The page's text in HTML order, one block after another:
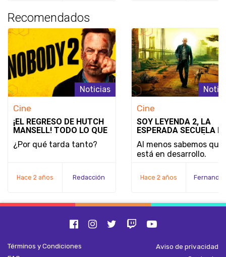
Recomendados
Noticias
Cine
¡EL REGRESO DE HUTCH
MANSELL! TODO LO QUE
SABEMOS SOBRE
'NOBODY 2'
¿Por qué tarda tanto?
Hace 2 años Redacción
Cine
SOY LEYENDA 2, LA
ESPERADA SECUELA
WILL SMITH, ESTÁ
DE EMPEZAR SU
PRODUCCIÓN
Al menos sabemos que
está en desarrollo.
Hace 2 años
Términos y Condiciones
Aviso de privacidad